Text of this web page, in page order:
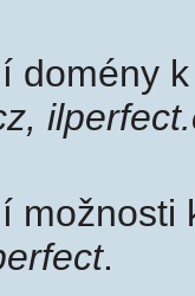
domény
.